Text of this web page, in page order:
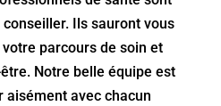
Ils sauront vous
parcours de soin et
Notre belle équipe est
aisément avec chacun